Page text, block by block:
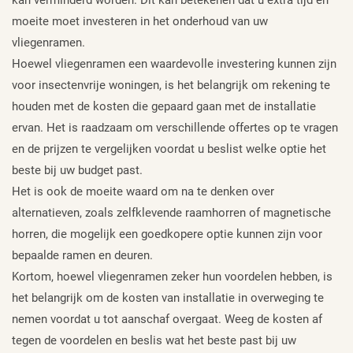
moeite moet investeren in het onderhoud van uw
vliegenramen.
Hoewel vliegenramen een waardevolle investering kunnen zijn
voor insectenvrije woningen, is het belangrijk om rekening te
houden met de kosten die gepaard gaan met de installatie
ervan. Het is raadzaam om verschillende offertes op te vragen
en de prijzen te vergelijken voordat u beslist welke optie het
beste bij uw budget past.
Het is ook de moeite waard om na te denken over
alternatieven, zoals zelfklevende raamhorren of magnetische
horren, die mogelijk een goedkopere optie kunnen zijn voor
bepaalde ramen en deuren.
Kortom, hoewel vliegenramen zeker hun voordelen hebben, is
het belangrijk om de kosten van installatie in overweging te
nemen voordat u tot aanschaf overgaat. Weeg de kosten af
tegen de voordelen en beslis wat het beste past bij uw